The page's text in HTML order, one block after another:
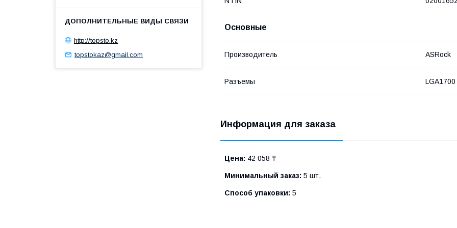
Основные
Производитель ASRock
Разъемы LGA1700
Информация для заказа
Цена: 42 058 ₸
Минимальный заказ: 5 шт.
Способ упаковки: 5
http://topsto.kz
topstokaz@gmail.com